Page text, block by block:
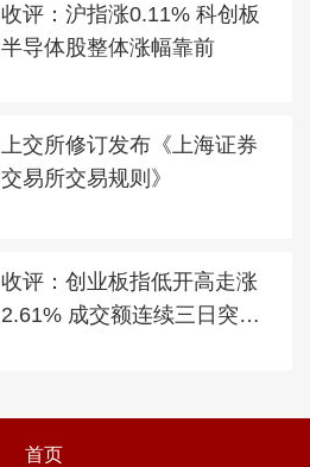
收评：沪指涨0.11% 科创板
半导体股整体涨幅靠前
上交所修订发布《上海证券
交易所交易规则》
收评：创业板指低开高走涨
2.61% 成交额连续三日突破2
首页